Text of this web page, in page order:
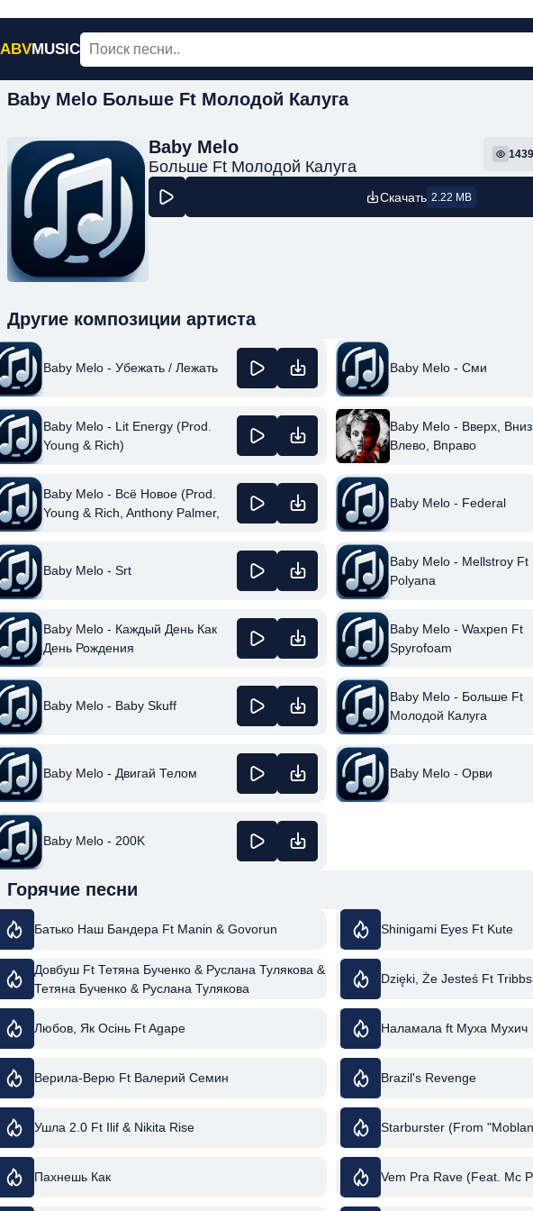
ABVMUSIC
Baby Melo Больше Ft Молодой Калуга
Baby Melo
Больше Ft Молодой Калуга
1439
Скачать 2.22 MB
Другие композиции артиста
Baby Melo - Убежать / Лежать Baby Melo - Сми
Baby Melo - Lit Energy (Prod.
Young & Rich)
Baby Melo - Вверх,
Влево, Вправо
Baby Melo - Всё Новое (Prod.
Young & Rich, Anthony Palmer,
Baby Melo - Federal
Baby Melo - Srt
Baby Melo - Mellstroy Ft
Polyana
Baby Melo - Каждый День Как
День Рождения
Baby Melo - Waxpen Ft
Spyrofoam
Baby Melo - Baby Skuff
Baby Melo - Больше Ft
Молодой Калуга
Baby Melo - Двигай Телом Baby Melo - Орви
Baby Melo - 200K
Горячие песни
Батько Наш Бандера Ft Manin & Govorun Shinigami Eyes Ft Kute
Довбуш Ft Тетяна Бученко & Руслана Тулякова &
Тетяна Бученко & Руслана Тулякова
Dzięki, Że Jesteś Ft Tribbs
Любов, Як Осінь Ft Agape Наламала ft Муха Мухич
Верила-Верю Ft Валерий Семин Brazil's Revenge
Ушла 2.0 Ft Ilif & Nikita Rise Starburster (From
Пахнешь Как Vem Pra Rave (Feat. Mc